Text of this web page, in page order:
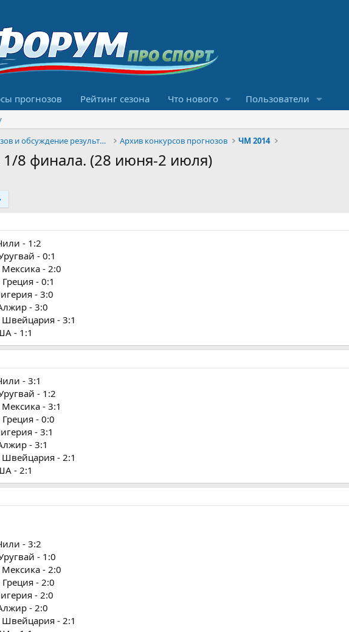
прогнозов Рейтинг сезона Что нового Пользователи
Конкурсы прогнозов и обсуждение результатов Архив конкурсов прогнозов ЧМ 2014
8 финала. (28 июня-2 июля)
- 1:2
- 0:1
- 2:0
- 0:1
- 3:0
- 3:0
Швейцария - 3:1
- 1:1
- 3:1
- 1:2
- 3:1
- 0:0
- 3:1
- 3:1
Швейцария - 2:1
- 2:1
- 3:2
- 1:0
- 2:0
- 2:0
- 2:0
- 2:0
Швейцария - 2:1